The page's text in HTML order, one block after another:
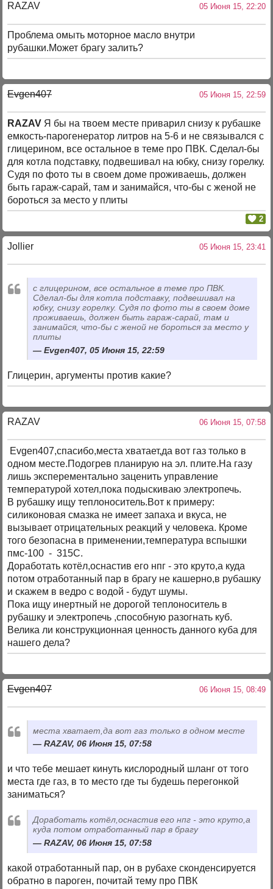
RAZAV 05 Июня 15, 22:20
Проблема омыть моторное масло внутри
рубашки.Может брагу залить?
Evgen407 05 Июня 15, 22:59
RAZAV Я бы на твоем месте приварил снизу к рубашке
емкость-парогенератор литров на 5-6 и не связывался с
глицерином, все остальное в теме про ПВК. Сделал-бы
для котла подставку, подвешивал на юбку, снизу горелку.
Судя по фото ты в своем доме проживаешь, должен
быть гараж-сарай, там и занимайся, что-бы с женой не
бороться за место у плиты
2
Jollier 05 Июня 15, 23:41
с глицерином, все остальное в теме про ПВК.
Сделал-бы для котла подставку, подвешивал на
юбку, снизу горелку. Судя по фото ты в своем доме
проживаешь, должен быть гараж-сарай, там и
занимайся, что-бы с женой не бороться за место у
плиты
Evgen407, 05 Июня 15, 22:59
Глицерин, аргументы против какие?
RAZAV 06 Июня 15, 07:58
Evgen407,спасибо,места хватает,да вот газ только в
одном месте.Подогрев планирую на эл. плите.На газу
лишь эксперементально заценить управление
температурой хотел,пока подыскиваю электропечь.
В рубашку ищу теплоноситель.Вот к примеру:
силиконовая смазка не имеет запаха и вкуса, не
вызывает отрицательных реакций у человека. Кроме
того безопасна в применении,температура вспышки
пмс-100 - 315С.
Доработать котёл,оснастив его нпг - это круто,а куда
потом отработанный пар в брагу не кашерно,в рубашку
и скажем в ведро с водой - будут шумы.
Пока ищу инертный не дорогой теплоноситель в
рубашку и электропечь ,способную разогнать куб.
Велика ли конструкционная ценность данного куба для
нашего дела?
Evgen407 06 Июня 15, 08:49
места хватает,да вот газ только в одном месте
RAZAV, 06 Июня 15, 07:58
и что тебе мешает кинуть кислородный шланг от того
места где газ, в то место где ты будешь перегонкой
заниматься?
Доработать котёл,оснастив его нпг - это круто,а
куда потом отработанный пар в брагу
RAZAV, 06 Июня 15, 07:58
какой отработанный пар, он в рубахе сконденсируется
обратно в пароген, почитай тему про ПВК